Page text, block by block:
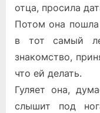
отца, просила
Потом она пошла
в тот самый
знакомство,
что ей делать.
Гуляет она,
слышит под